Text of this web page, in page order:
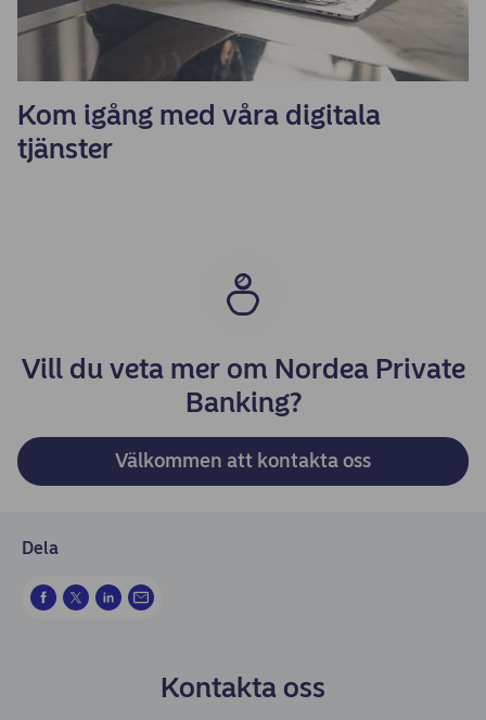
Kom igång med våra digitala
tjänster
Vill du veta mer om Nordea Private
Banking?
Välkommen att kontakta oss
Dela
Kontakta oss